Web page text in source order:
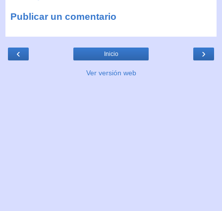
Publicar un comentario
‹ ›
Inicio
Ver versión web